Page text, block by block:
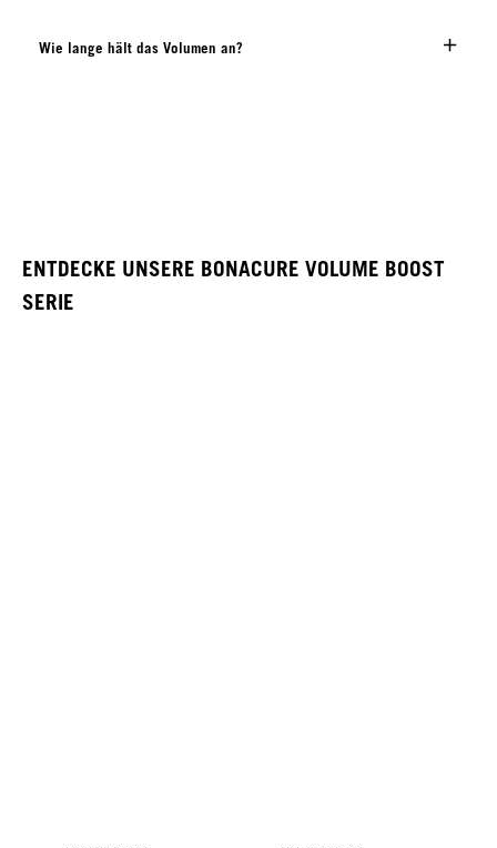
Wie lange hält das Volumen an?
ENTDECKE UNSERE BONACURE VOLUME BOOST
SERIE